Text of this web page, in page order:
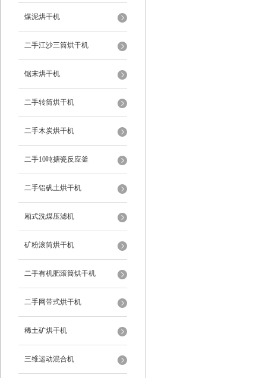
煤泥烘干机
二手江沙三筒烘干机
锯末烘干机
二手转筒烘干机
二手木炭烘干机
二手10吨搪瓷反应釜
二手铝矾土烘干机
厢式洗煤压滤机
矿粉滚筒烘干机
二手有机肥滚筒烘干机
二手网带式烘干机
稀土矿烘干机
三维运动混合机